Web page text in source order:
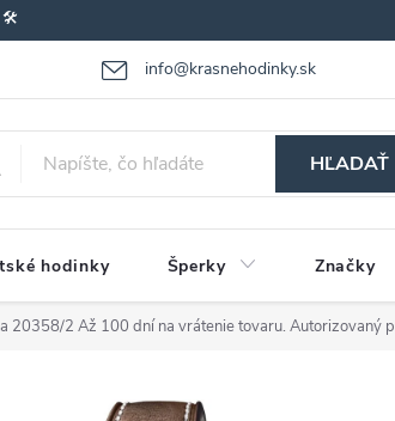
🛠️
info@krasnehodinky.sk
tovaru Reklamácia tovaru Obchodné
HĽADAŤ
hodinky Šperky Značky
20358/2 Až 100 dní na vrátenie tovaru. Autorizovaný